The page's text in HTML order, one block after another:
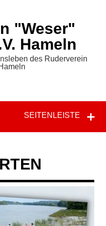
"Weser"
Hameln
des Ruderverein
SEITENLEISTE